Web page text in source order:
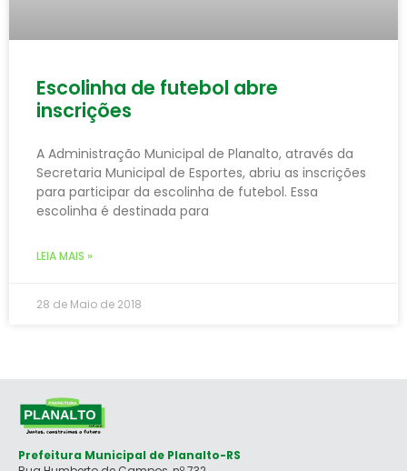
Escolinha de futebol abre
inscrições
A Administração Municipal de Planalto, através da
Secretaria Municipal de Esportes, abriu as inscrições
para participar da escolinha de futebol. Essa
escolinha é destinada para
LEIA MAIS »
28 de Maio de 2018
Prefeitura Municipal de Planalto-RS